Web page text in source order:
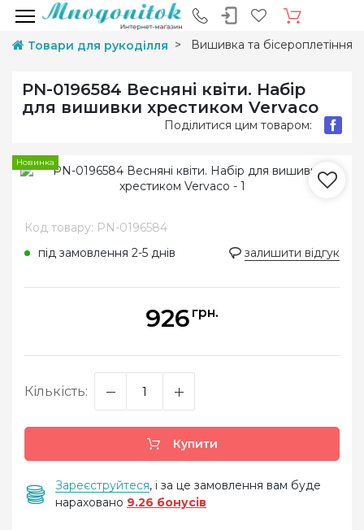
Товари для рукоділля Вишивка та бісероплетіння
PN-0196584 Весняні квіти. Набір
для вишивки хрестиком Vervaco
Поділитися цим товаром:
Новинка
Код товару: PN-0196584
під замовлення 2-5 днів
залишити відгук
926 грн.
Кількість:
Купити
Зареєструйтеся, і за це замовлення вам буде
нараховано 9.26 бонусів